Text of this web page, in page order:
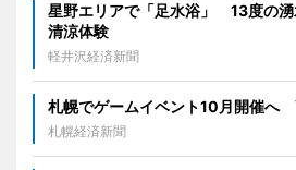
星野エリアで「足水浴」 13度の湧
清涼体験
軽井沢経済新聞
札幌でゲームイベント10月開催へ
札幌経済新聞